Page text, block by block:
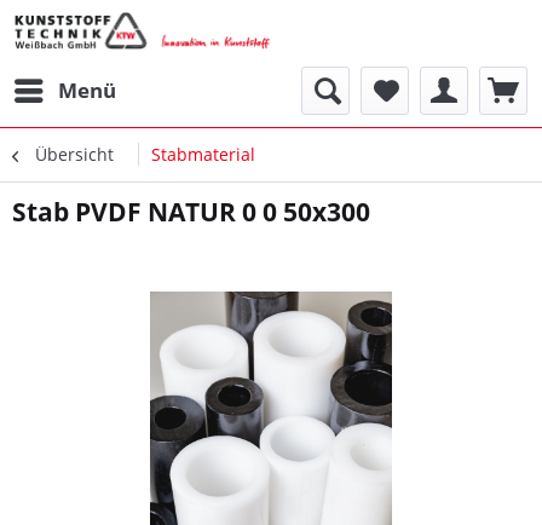
Menü
Übersicht Stabmaterial
Stab PVDF NATUR 0 0 50x300